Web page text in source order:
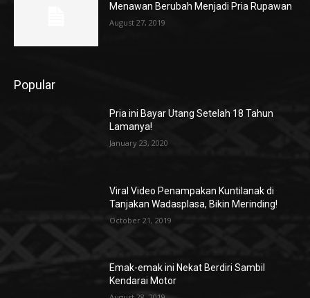
Menawan Berubah Menjadi Pria Rupawan
August 27, 2019
Popular
Pria ini Bayar Utang Setelah 18 Tahun
Lamanya!
January 23, 2020
Viral Video Penampakan Kuntilanak di
Tanjakan Wadasplasa, Bikin Merinding!
October 21, 2019
Emak-emak ini Nekat Berdiri Sambil
Kendarai Motor